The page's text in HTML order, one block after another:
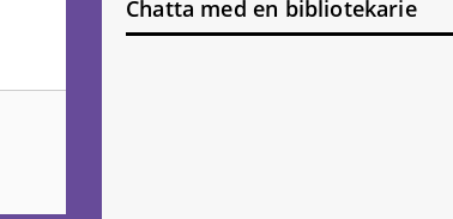
Chatta med en bibliotekarie